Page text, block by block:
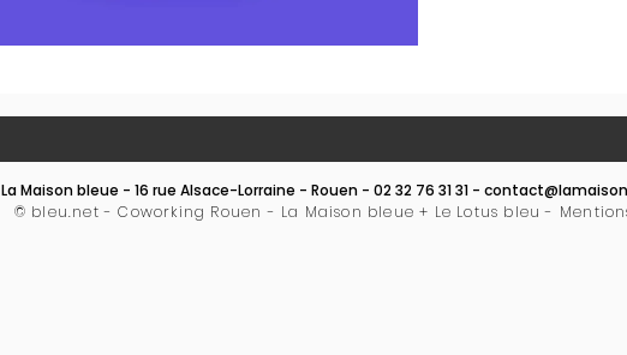
La Maison bleue - 16 rue Alsace-Lorraine - Rouen - 02 32 76 31 31 -
© bleu.net - Coworking Rouen - La Maison bleue + Le Lotus bleu -